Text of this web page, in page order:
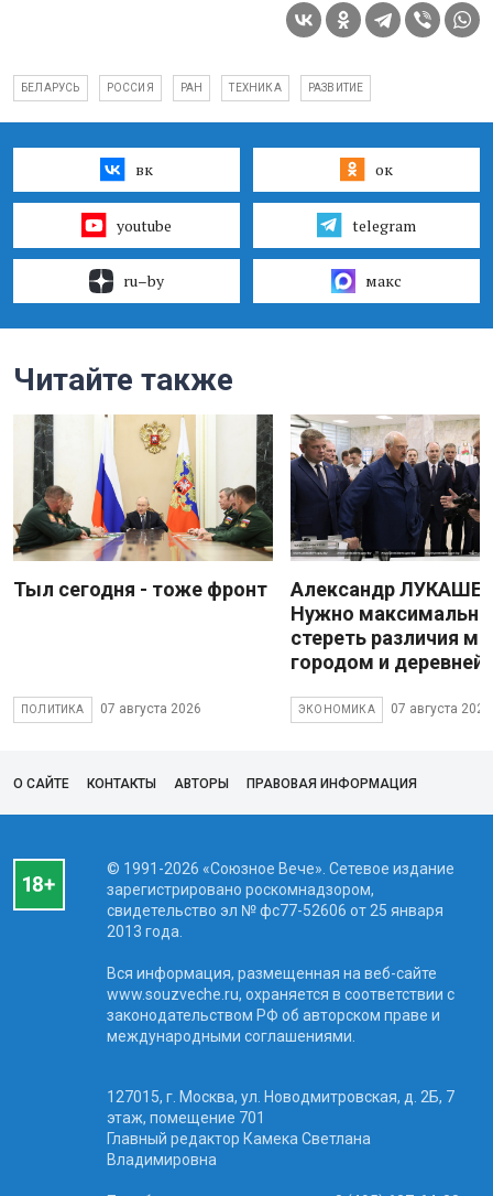
БЕЛАРУСЬ РОССИЯ РАН ТЕХНИКА РАЗВИТИЕ
вк ок
youtube telegram
ru–by макс
Читайте также
Тыл сегодня - тоже фронт
ПОЛИТИКА 07 августа 2026
Александр
Нужно максимально
стереть различия
городом и деревней
ЭКОНОМИКА 07 августа 2026
О САЙТЕ КОНТАКТЫ АВТОРЫ ПРАВОВАЯ ИНФОРМАЦИЯ
© 1991-2026 «Союзное Вече». Сетевое издание
зарегистрировано роскомнадзором,
свидетельство эл № фc77-52606 от 25 января
2013 года.
Вся информация, размещенная на веб-сайте
www.souzveche.ru, охраняется в соответствии с
законодательством РФ об авторском праве и
международными соглашениями.
127015, г. Москва, ул. Новодмитровская, д. 2Б, 7
этаж, помещение 701
Главный редактор Камека Светлана
Владимировна